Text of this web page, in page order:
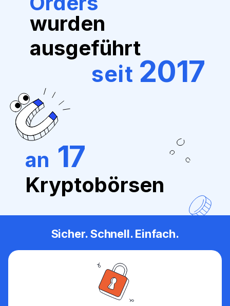
wurden
ausgeführt
seit 2017
an 17
Kryptobörsen
Sicher. Schnell. Einfach.